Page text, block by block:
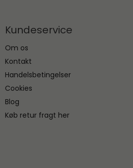
Kundeservice
Om os
Kontakt
Handelsbetingelser
Cookies
Blog
Køb retur fragt her